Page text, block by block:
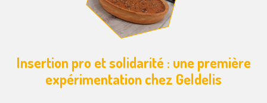
Insertion pro et solidarité : une première
expérimentation chez Geldelis